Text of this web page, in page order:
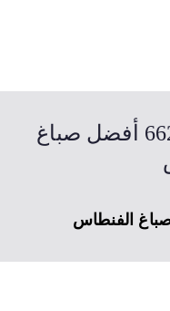
صباغ الفنطاس 66225922 أفضل صباغ